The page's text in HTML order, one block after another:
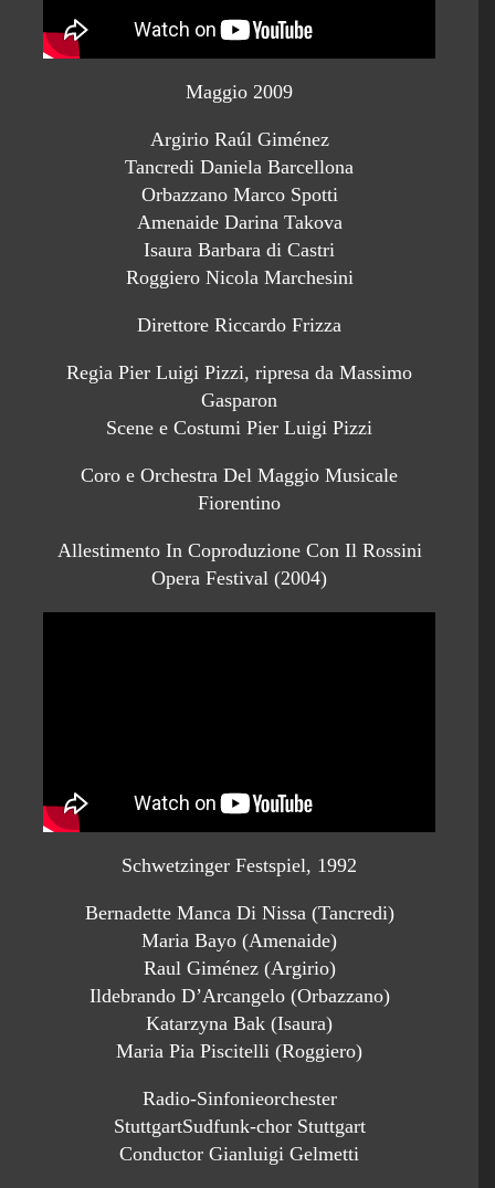
Maggio 2009
Argirio Raúl Giménez
Tancredi Daniela Barcellona
Orbazzano Marco Spotti
Amenaide Darina Takova
Isaura Barbara di Castri
Roggiero Nicola Marchesini
Direttore Riccardo Frizza
Regia Pier Luigi Pizzi, ripresa da Massimo
Gasparon
Scene e Costumi Pier Luigi Pizzi
Coro e Orchestra Del Maggio Musicale
Fiorentino
Allestimento In Coproduzione Con Il Rossini
Opera Festival (2004)
Schwetzinger Festspiel, 1992
Bernadette Manca Di Nissa (Tancredi)
Maria Bayo (Amenaide)
Raul Giménez (Argirio)
Ildebrando D’Arcangelo (Orbazzano)
Katarzyna Bak (Isaura)
Maria Pia Piscitelli (Roggiero)
Radio-Sinfonieorchester
StuttgartSudfunk-chor Stuttgart
Conductor Gianluigi Gelmetti